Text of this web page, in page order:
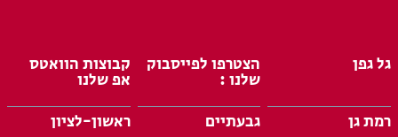
גל גפן הצטרפו לפייסבוק
שלנו :
קבוצות הוואטס
אפ שלנו
רמת גן
גבעתיים
ראשון-לציון